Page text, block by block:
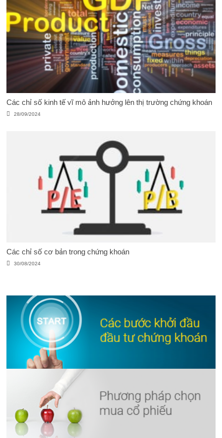
Các chỉ số kinh tế vĩ mô ảnh hưởng lên thị trường chứng khoán
28/09/2024
Các chỉ số cơ bản trong chứng khoán
30/08/2024